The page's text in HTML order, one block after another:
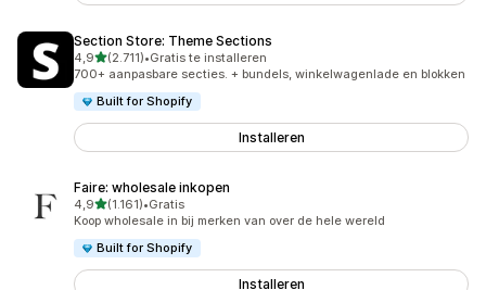
Section Store: Theme Sections
4,9van 5 sterren
(2.711)
2711 recensies in totaal
•Gratis te installeren
700+ aanpasbare secties. + bundels, winkelwagenlade en blokken
Built for Shopify
Installeren
Faire: wholesale inkopen
4,9van 5 sterren
(1.161)
1161 recensies in totaal
•Gratis
Koop wholesale in bij merken van over de hele wereld
Built for Shopify
Installeren